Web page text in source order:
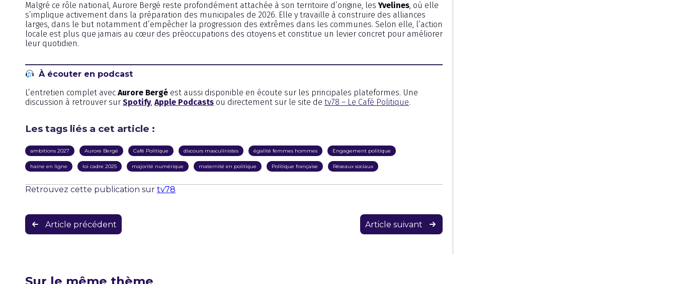
Malgré ce rôle national, Aurore Bergé reste profondément attachée à son territoire d’origine, lesYvelines, où elle
s’implique activement dans la préparation des municipales de 2026. Elle y travaille à construire des alliances
larges, dans le but notamment d’empêcher la progression des extrêmes dans les communes. Selon elle, l’action
locale est plus que jamais au cœur des préoccupations des citoyens et constitue un levier concret pour améliorer
leur quotidien.
À écouter en podcast
L’entretien complet avec Aurore Bergé est aussi disponible en écoute sur les principales plateformes. Une
discussion à retrouver sur Spotify, Apple Podcasts ou directement sur le site de tv78 – Le Café Politique.
Les tags liés a cet article :
ambitions 2027 Aurore Bergé Café Politique discours masculinistes égalité femmes hommes Engagement politique
haine en ligne loi cadre 2025 majorité numérique maternité en politique Politique française Réseaux sociaux
Retrouvez cette publication sur tv78
Navigation
de
Article précédent Article suivant